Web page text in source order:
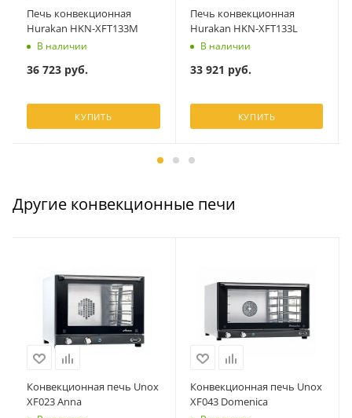
Печь конвекционная
Hurakan HKN-XFT133M
В наличии
36 723 руб.
КУПИТЬ
Печь конвекционная
Hurakan HKN-XFT133L
В наличии
33 921 руб.
КУПИТЬ
Другие конвекционные печи
Конвекционная печь Unox
XF023 Anna
Конвекционная печь Unox
XF043 Domenica